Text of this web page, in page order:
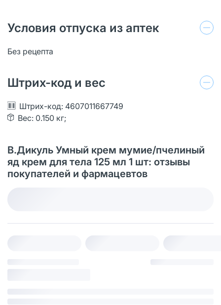
Условия отпуска из аптек
Без рецепта
Штрих-код и вес
Штрих-код: 4607011667749
Вес: 0.150 кг;
В.Дикуль Умный крем мумие/пчелиный
яд крем для тела 125 мл 1 шт: отзывы
покупателей и фармацевтов